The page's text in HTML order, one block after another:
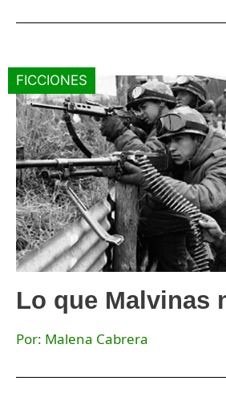
FICCIONES
Lo que Malvinas
Por: Malena Cabrera